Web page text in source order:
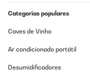
Categorias populares
Caves de Vinho
Ar condicionado portátil
Desumidificadores